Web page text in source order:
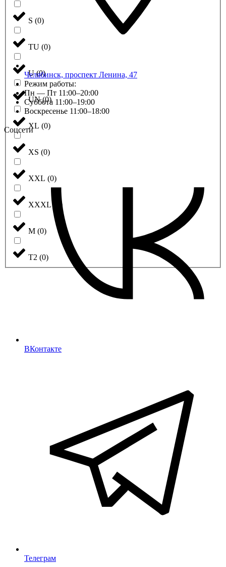
S (0)
TU (0)
U (0)
UN (0)
XL (0)
XS (0)
XXL (0)
XXXL )
М (0)
Т2 (0)
Челябинск, проспект Ленина, 47
Режим работы:
Пн — Пт 11:00–20:00
Суббота 11:00–19:00
Воскресенье 11:00–18:00
Соцсети
ВКонтакте
Телеграм